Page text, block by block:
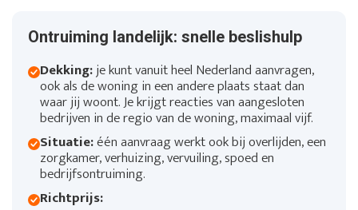
Ontruiming landelijk: snelle beslishulp
Dekking:je kunt vanuit heel Nederland aanvragen,
ook als de woning in een andere plaats staat dan
waar jij woont. Je krijgt reacties van aangesloten
bedrijven in de regio van de woning, maximaal vijf.
Situatie:één aanvraag werkt ook bij overlijden, een
zorgkamer, verhuizing, vervuiling, spoed en
bedrijfsontruiming.
Richtprijs: